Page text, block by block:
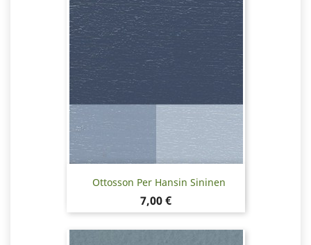
Ottosson Per Hansin Sininen
Hinta
7,00 €